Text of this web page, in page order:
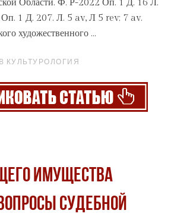
Области. Ф. Р-2022 Оп. 1 Д. 16 Л.
1 Д. 207. Л. 5 av, Л 5 rev; 7 av.
художественного ...
КУЛЬТУРОЛОГИЯ
ИМУЩЕСТВА
СУДЕБНОЙ